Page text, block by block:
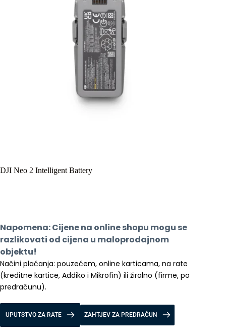
DJI Neo 2 Intelligent Battery
Napomena: Cijene na online shopu mogu se
razlikovati od cijena u maloprodajnom
objektu!
Načini plaćanja: pouzećem, online karticama, na rate
(kreditne kartice, Addiko i Mikrofin) ili žiralno (firme, po
predračunu).
UPUTSTVO ZA RATE ZAHTJEV ZA PREDRAČUN